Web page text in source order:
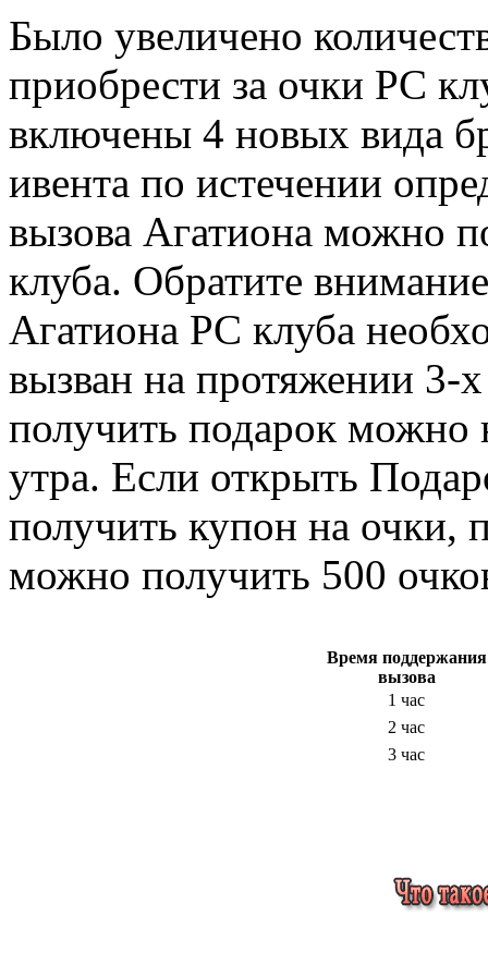
Было увеличено
приобрести за очки РС
включены 4 новых вида
ивента по истечении
вызова Агатиона можно
клуба. Обратите
Агатиона РС клуба
вызван на протяжении 3-
получить подарок
утра. Если открыть
получить купон на очки,
можно получить 500
Время поддержания
вызова
1 час
2 час
3 час